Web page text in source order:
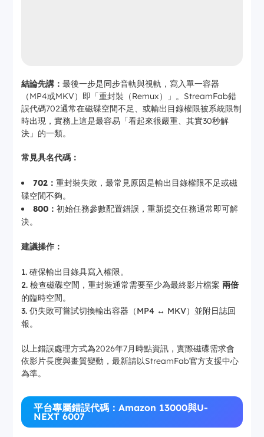
結論先講：最後一步是同步音軌與視軌，寫入單一容器
（MP4或MKV）即「重封裝（Remux）」。StreamFab錯
誤代碼702通常在磁碟空間不足、或輸出目錄權限被系統限制
時出現，實務上這是最容易「看起來很嚴重、其實30秒解
決」的一類。
常見具名代碼：
702：重封裝失敗，最常見原因是輸出目錄權限不足或磁
碟空間不夠。
800：初始任務參數配置錯誤，重新提交任務通常即可解
決。
建議操作：
確保輸出目錄具寫入權限。
檢查磁碟空間，重封裝通常需要至少為最終影片檔案兩倍
的臨時空間。
仍失敗可嘗試切換輸出容器（MP4 ↔ MKV）並附日誌回
報。
以上錯誤處理方式為2026年7月時點資訊，實際磁碟需求會
依影片長度與畫質變動，最新請以StreamFab官方支援中心
為準。
平台專屬錯誤代碼：Amazon 13000與U-
NEXT 6007